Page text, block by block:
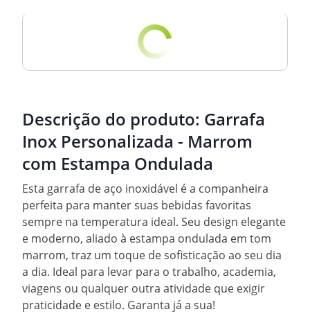
Descrição do produto: Garrafa
Inox Personalizada - Marrom
com Estampa Ondulada
Esta garrafa de aço inoxidável é a companheira
perfeita para manter suas bebidas favoritas
sempre na temperatura ideal. Seu design elegante
e moderno, aliado à estampa ondulada em tom
marrom, traz um toque de sofisticação ao seu dia
a dia. Ideal para levar para o trabalho, academia,
viagens ou qualquer outra atividade que exigir
praticidade e estilo. Garanta já a sua!